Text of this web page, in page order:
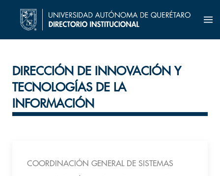
DIRECCIÓN DE INNOVACIÓN Y
TECNOLOGÍAS DE LA
INFORMACIÓN
COORDINACIÓN GENERAL DE SISTEMAS